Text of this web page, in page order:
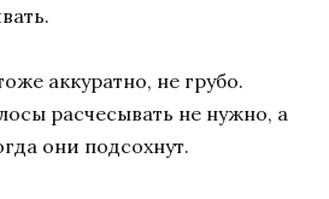
аккуратно, не грубо.
расчесывать не нужно, а
они подсохнут.